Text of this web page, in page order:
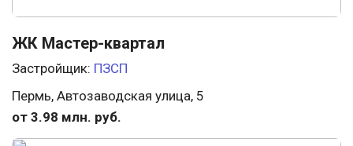
ЖК Мастер-квартал
Застройщик: ПЗСП
Пермь, Автозаводская улица, 5
от 3.98 млн. руб.